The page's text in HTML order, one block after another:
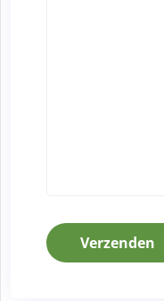
Verzenden